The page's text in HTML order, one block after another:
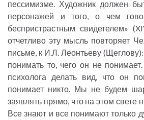
пессимизме. Художник должен
персонажей и того, о чем
беспристрастным свидетелем»
отчетливо эту мысль повторяет
письме, к И.Л. Леонтьеву
понимать то, чего он не
психолога делать вид, что он
понимает никто. Мы не будем
заявлять прямо, что на этом свете
Все знают и все понимают только